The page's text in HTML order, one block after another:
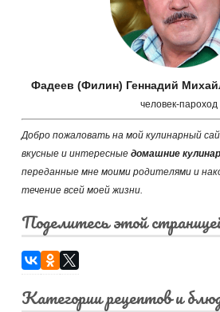
Фадеев (Филин) Геннадий
человек-пароход
Добро пожаловать на мой кулинарный
вкусные и интересныедомашние
переданные мне моими родителями и
течение всей моей жизни.
Поделитесь этой
Категории рецептов и